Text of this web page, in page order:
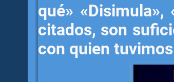
qué»
citados, son
con quien